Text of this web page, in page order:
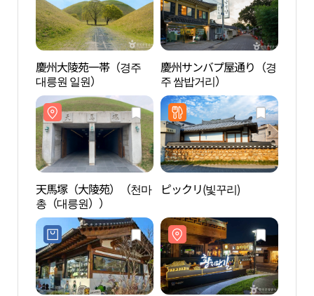
慶州大陵苑一帯（경주
대릉원 일원）
慶州サンバプ屋通り（경
주 쌈밥거리）
天馬塚（大陵苑）（천마
총（대릉원））
ピックリ(빛꾸리)